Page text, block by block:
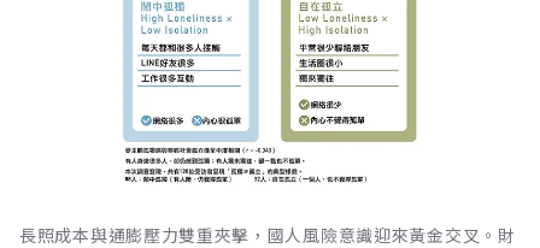
長照成本與通膨壓力雙重夾擊，國人風險意識迎來黃金交叉。財